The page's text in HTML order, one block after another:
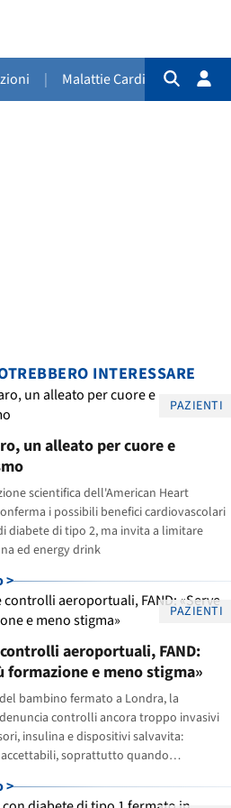
| Malattie Cardiovascolari
INTERESSARE
PAZIENTI
un alleato per cuore e
scientifica dell'American Heart
i possibili benefici cardiovascolari
diabete di tipo 2, ma invita a limitare
ed energy drink
>
PAZIENTI
aeroportuali, FAND:
formazione e meno stigma»
bambino fermato a Londra, la
controlli ancora troppo invasivi
insulina e dispositivi salvavita:
soprattutto quando
>